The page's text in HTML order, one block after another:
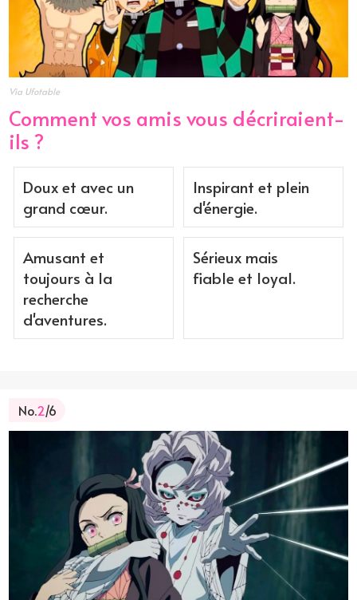
Via Ufotable
Comment vos amis vous décriraient-
ils ?
Doux et avec un
grand cœur.
Inspirant et plein
d'énergie.
Amusant et
toujours à la
recherche
d'aventures.
Sérieux mais
fiable et loyal.
No.2/6